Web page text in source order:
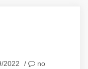
2022 /
no